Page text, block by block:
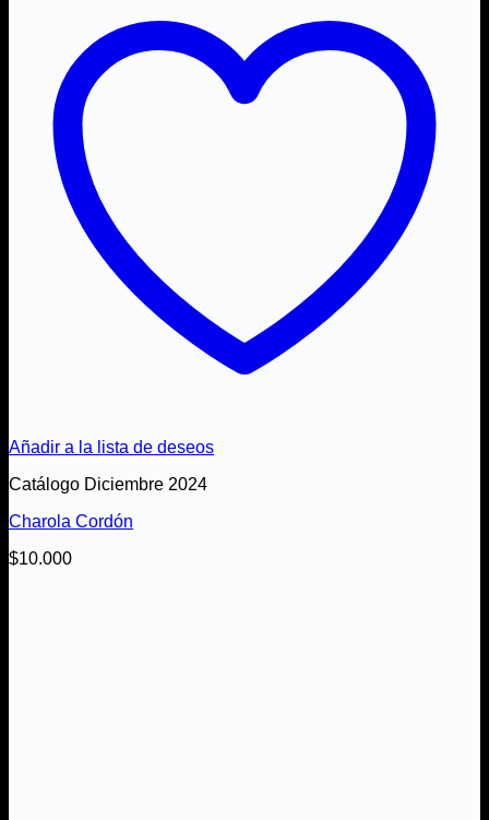
Añadir a la lista de deseos
Catálogo Diciembre 2024
Charola Cordón
$10.000